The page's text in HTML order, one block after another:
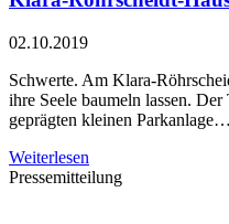
02.10.2019
Schwerte. Am Klara-
ihre Seele baumeln lassen.
geprägten kleinen Parkanlage…
Weiterlesen
Pressemitteilung